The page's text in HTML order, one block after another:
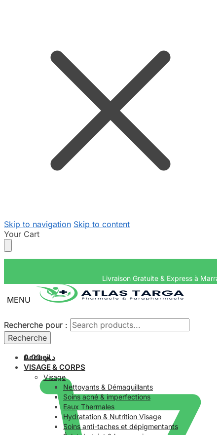
Skip to navigation Skip to content
Your Cart
Livraison Gratuite
MENU
Recherche pour :
Recherche
د.م.0.00
Recherche pour :
Recherche
Accueil
VISAGE & CORPS
Visage
Nettoyants & Démaquillants
Soins acné & imperfections
Eaux Thermales
Hydratation & Nutrition Visage
Soins anti-taches et dépigmentants